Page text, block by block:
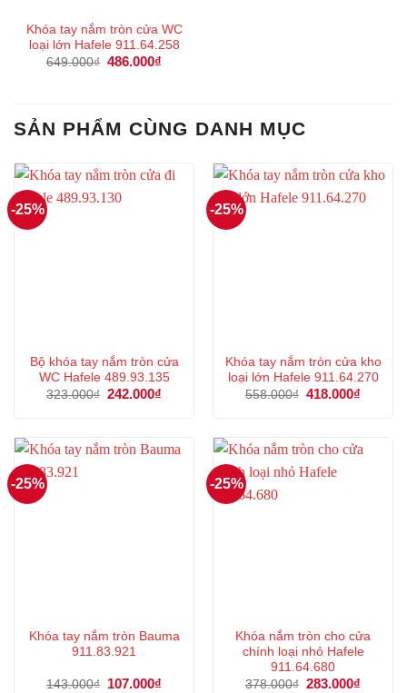
Khóa tay nắm tròn cửa WC
loại lớn Hafele 911.64.258
649.000₫ Giá
486.000₫
SẢN PHẨM CÙNG DANH MỤC
-25%
Bộ khóa tay nắm tròn cửa
WC Hafele 489.93.135
323.000₫ Giá
242.000₫
242.000₫.
-25%
Khóa tay nắm tròn cửa kho
loại lớn Hafele 911.64.270
558.000₫ Giá
418.000₫
-25%
Khóa tay nắm tròn Bauma
911.83.921
143.000₫
Giá
107.000₫
-25%
Khóa nắm tròn cho cửa
chính loại nhỏ Hafele
911.64.680
378.000₫ Giá
283.000₫